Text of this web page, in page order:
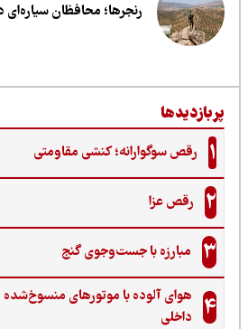
رنجرها؛ محافظان سیاره‌ای در
رقص سوگوارانه؛ کنشی مقاومتی
رقص عزا
مبارزه با جست‌وجوی گنج‌
هوای آلوده با موتورهای منسوخ‌شده و
داخلی